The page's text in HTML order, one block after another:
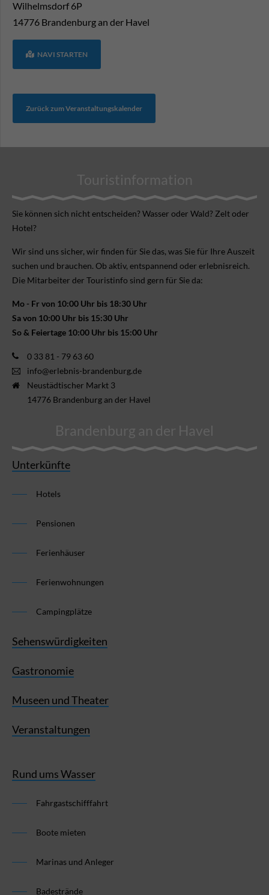
Wilhelmsdorf 6P
14776 Brandenburg an der Havel
NAVI STARTEN
Zurück zum Veranstaltungskalender
Touristinformation
Sie können sich nicht ent­scheiden? Wasser oder Wald? Zelt oder
Hotel?
Wir sind uns sicher, wir finden für Sie das, was Sie für Ihre Aus­zeit
suchen und brauchen. Ob aktiv, ent­spannend oder erlebnis­reich.
Die Mitarbeiter der Touristinfo sind gern für Sie da:
Mo - Fr von 10:00 Uhr bis 18:30 Uhr
Sa von 10:00 Uhr bis 15:30 Uhr
So & Feiertage 10:00 Uhr bis 15:00 Uhr
0 33 81 - 79 63 60
info@erlebnis-brandenburg.de
Neustädtischer Markt 3
14776 Brandenburg an der Havel
Brandenburg an der Havel
Unterkünfte
Hotels
Pensionen
Ferienhäuser
Ferienwohnungen
Campingplätze
Sehenswürdigkeiten
Gastronomie
Museen und Theater
Veranstaltungen
Rund ums Wasser
Fahrgastschifffahrt
Boote mieten
Marinas und Anleger
Badestrände